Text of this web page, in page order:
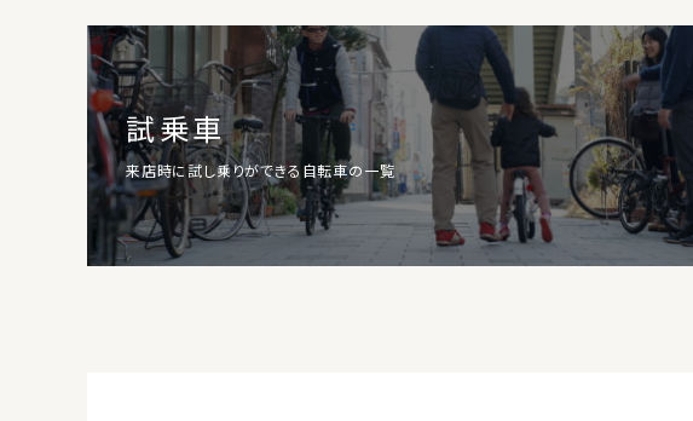
試乗車
来店時に試し乗りができる自転車の一覧